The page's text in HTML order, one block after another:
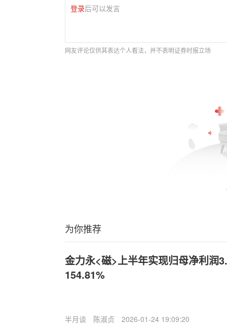
登录后可以发言
网友评论仅供其表达个人看法，并不表明证券时报立场
为你推荐
金力永<磁>上半年实现归母净利润
154.81%
半月谈 陈淑贞 2026-01-24 19:09:20